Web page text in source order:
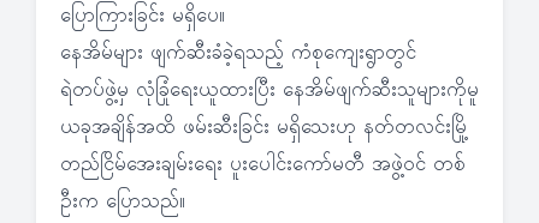
ပြောကြားခြင်း မရှိပေ။
နေအိမ်များ ဖျက်ဆီးခံခဲ့ရသည့် ကံစုကျေးရွာတွင်
ရဲတပ်ဖွဲ့မှ လုံခြုံရေးယူထားပြီး နေအိမ်ဖျက်ဆီးသူများကိုမူ
ယခုအချိန်အထိ ဖမ်းဆီးခြင်း မရှိသေးဟု နတ်တလင်းမြို့
တည်ငြိမ်အေးချမ်းရေး ပူးပေါင်းကော်မတီ အဖွဲ့ဝင် တစ်
ဦးက ပြောသည်။